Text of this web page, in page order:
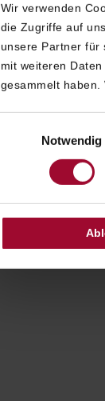
Wir verwenden
die Zugriffe auf
unsere Partner für
mit weiteren
gesammelt
Notwendig